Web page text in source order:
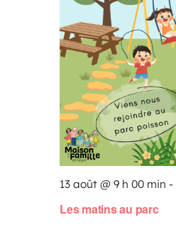
Les matins au parc
13 août @ 9 h 00 min -